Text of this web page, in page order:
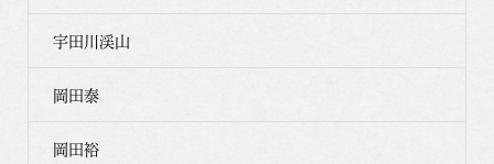
宇田川渓山
岡田泰
岡田裕